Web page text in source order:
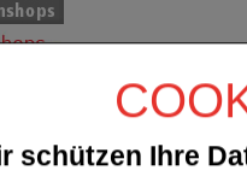
schützen Ihre